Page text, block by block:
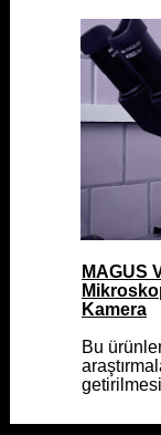
MAGUS
Kamera
Bu
MAGUS
Kamera
Bu